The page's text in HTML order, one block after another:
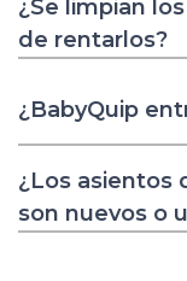
¿Se limpian
de rentarlos?
¿BabyQuip
¿Los asientos
son nuevos o